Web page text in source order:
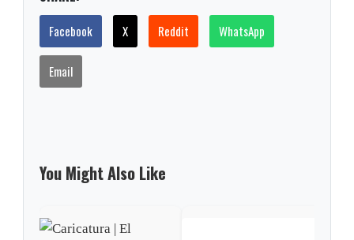
Facebook X Reddit WhatsApp
Email
You Might Also Like